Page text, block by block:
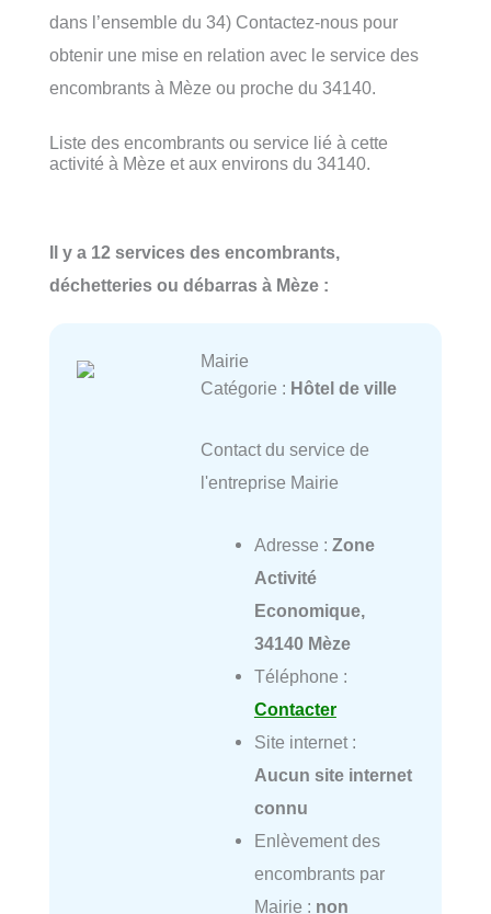
dans l’ensemble du 34) Contactez-nous pour
obtenir une mise en relation avec le service des
encombrants à Mèze ou proche du 34140.
Liste des encombrants ou service lié à cette
activité à Mèze et aux environs du 34140.
Il y a 12 services des encombrants,
déchetteries ou débarras à Mèze :
Mairie
Catégorie : Hôtel de ville
Contact du service de
l'entreprise Mairie
Adresse : Zone
Activité
Economique,
34140 Mèze
Téléphone :
Contacter
Site internet :
Aucun site internet
connu
Enlèvement des
encombrants par
Mairie : non